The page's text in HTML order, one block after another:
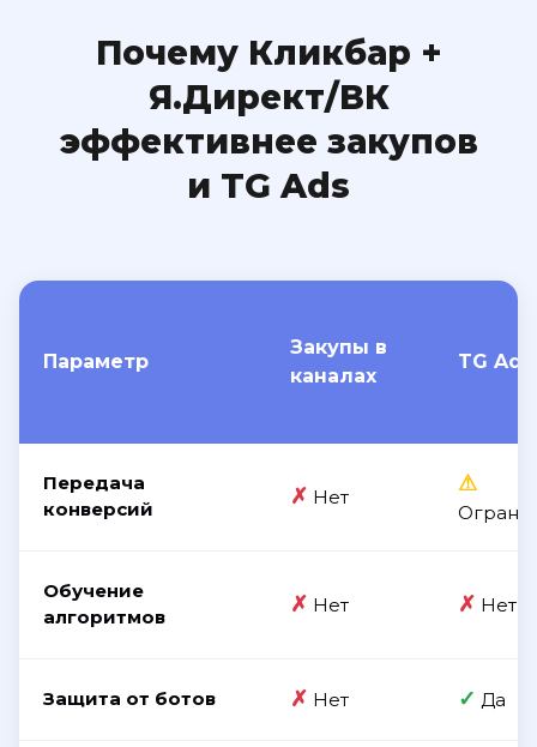
Почему Кликбар +
Я.Директ/ВК
эффективнее закупов
и TG Ads
Параметр
Закупы в
каналах
TG Ads
Передача
конверсий
✗ Нет
⚠
Обучение
алгоритмов
✗ Нет ✗ Нет
Защита от ботов ✗ Нет ✓ Да